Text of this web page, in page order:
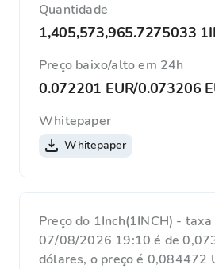
Quantidade
1,405,573,965.7275033
Preço baixo/alto em 24h
0.072201 EUR/0.073206
Whitepaper
Whitepaper
Preço do 1Inch(1INCH) -
07/08/2026 19:10 é de
dólares, o preço é 0,084472